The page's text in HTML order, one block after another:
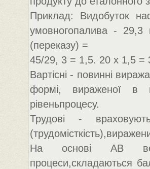
Приклад: Видобуток
умовногопалива -
(переказу) =
45/29, 3 = 1,5. 20 х 1,5
Вартісні - повинні
формі, вираженої в
рівеньпроцесу.
Трудові -
На основі АВ
процеси,складаються